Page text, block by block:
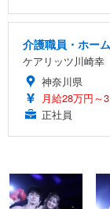
介護職員・ホー
ケアリッツ川崎幸
神奈川県
月給28万円～
正社員